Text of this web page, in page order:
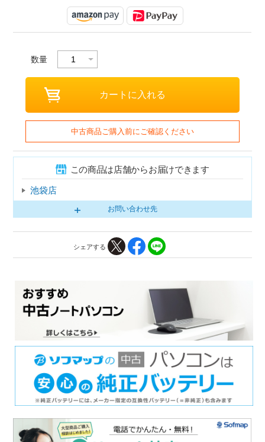
数量
中古商品ご購入前にご確認ください
この商品は店舗からお届けできます
池袋店
お問い合わせ先
シェアする